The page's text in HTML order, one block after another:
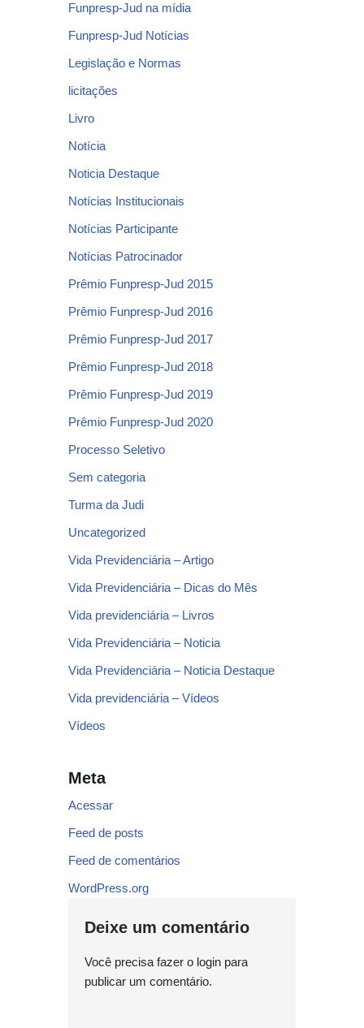
Funpresp-Jud na mídia
Funpresp-Jud Notícias
Legislação e Normas
licitações
Livro
Notícia
Noticia Destaque
Notícias Institucionais
Notícias Participante
Notícias Patrocinador
Prêmio Funpresp-Jud 2015
Prêmio Funpresp-Jud 2016
Prêmio Funpresp-Jud 2017
Prêmio Funpresp-Jud 2018
Prêmio Funpresp-Jud 2019
Prêmio Funpresp-Jud 2020
Processo Seletivo
Sem categoria
Turma da Judi
Uncategorized
Vida Previdenciária – Artigo
Vida Previdenciária – Dicas do Mês
Vida previdenciária – Livros
Vida Previdenciária – Noticia
Vida Previdenciária – Noticia Destaque
Vida previdenciária – Vídeos
Vídeos
Meta
Acessar
Feed de posts
Feed de comentários
WordPress.org
Deixe um comentário
Você precisa fazer o login para
publicar um comentário.